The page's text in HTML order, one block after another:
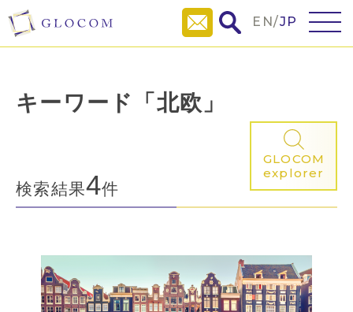
EN/JP
キーワード「北欧」
GLOCOM
explorer
検索結果4件